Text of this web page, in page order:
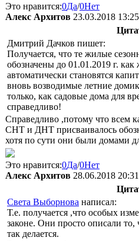
Это нравится:0Да/0Нет
Алекс Архитов 23.03.2018
Дмитрий Дачков пишет:
Получается, что те жилые
обозначены до 01.01.2019 г. как
автоматически становятся
вновь возводимые летние
только, как садовые дома для
справедливо!
Справедливо ,потому что всем
СНТ и ДНТ присваивалось
хотя по сути они были домами
Это нравится:0Да/0Нет
Алекс Архитов 28.06.2018
Света Выборнова написал:
Т.е. получается ,что особых
законе. Они просто описали то,
так делается.